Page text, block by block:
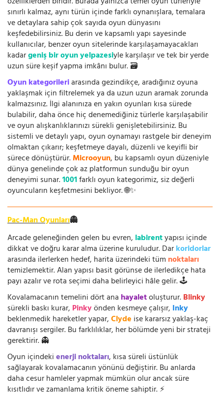
sınırlı kalmaz, aynı türün içinde farklı oynanışlara, temalara
ve detaylara sahip çok sayıda oyun dünyasını
keşfedebilirsiniz. Bu derin ve kapsamlı yapı sayesinde
kullanıcılar, benzer oyun sitelerinde karşılaşamayacakları
kadargeniş bir oyun yelpazesiyle karşılaşır ve tek bir yerde
uzun süre keşif yapma imkânı bulur. 🗃️
Oyun kategorileriarasında gezindikçe, aradığınız oyuna
yaklaşmak için filtrelemek ya da uzun uzun aramak zorunda
kalmazsınız. İlgi alanınıza en yakın oyunları kısa sürede
bulabilir, daha önce hiç denemediğiniz türlerle karşılaşabilir
ve oyun alışkanlıklarınızı sürekli genişletebilirsiniz. Bu
sistemli ve detaylı yapı, oyun oynamayı rastgele bir deneyim
olmaktan çıkarır; keşfetmeye dayalı, düzenli ve keyifli bir
sürece dönüştürür.Microoyun, bu kapsamlı oyun düzeniyle
dünya genelinde çok az platformun sunduğu bir oyun
deneyimi sunar.1001farklı oyun kategorimiz, siz değerli
oyuncuların keşfetmesini bekliyor. 🌐✨
Pac-Man Oyunları👻
Arcade geleneğinden gelen bu evren, labirentyapısı içinde
dikkat ve doğru karar alma üzerine kuruludur. Darkoridorlar
arasında ilerlerken hedef, harita üzerindeki tüm noktaları
temizlemektir. Alan yapısı basit görünse de ilerledikçe hata
payı azalır ve rota seçimi daha belirleyici hâle gelir. 🕹️
Kovalamacanın temelini dört ana hayaletoluşturur.Blinky
sürekli baskı kurar, Pinkyönden kesmeye çalışır, Inky
beklenmedik hareketler yapar,Clyde ise kararsız yaklaş-kaç
davranışı sergiler. Bu farklılıklar, her bölümde yeni bir strateji
gerektirir. 👻
Oyun içindekienerji noktaları, kısa süreli üstünlük
sağlayarak kovalamacanın yönünü değiştirir. Bu anlarda
daha cesur hamleler yapmak mümkün olur ancak süre
kısıtlıdır ve zamanlama kritik öneme sahiptir. ⚡